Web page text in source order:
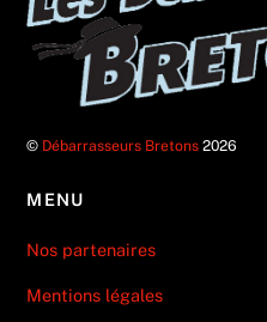
© Débarrasseurs Bretons 2026
MENU
Nos partenaires
Mentions légales